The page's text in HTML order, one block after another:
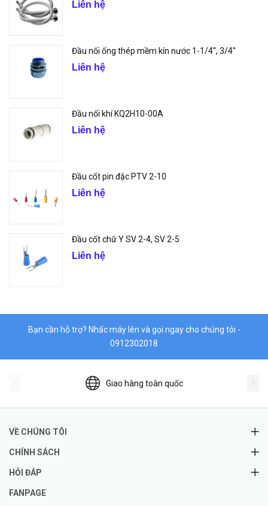
Liên hệ
Đầu nối ống thép mềm kín nước 1-1/4'', 3/4''
Liên hệ
Đầu nối khí KQ2H10-00A
Liên hệ
Đầu cốt pin đặc PTV 2-10
Liên hệ
Đầu cốt chữ Y SV 2-4, SV 2-5
Liên hệ
Bạn cần hỗ trợ? Nhấc máy lên và gọi ngay cho chúng tôi -
0912302018
Giao hàng toàn quốc
VỀ CHÚNG TÔI
CHÍNH SÁCH
HỎI ĐÁP
FANPAGE